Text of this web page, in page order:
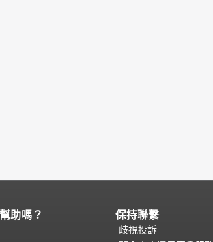
助嗎？ 保持聯繫
歧視投訴